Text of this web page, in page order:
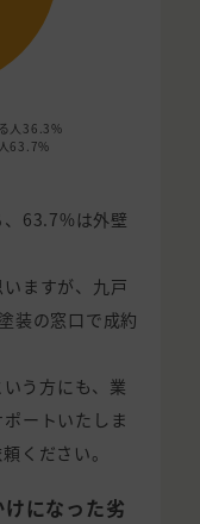
人 36.3%
63.7%
63.7%は外壁
ますが、九戸
装の窓口で成約
う方にも、業
ートいたしま
ください。
になった劣